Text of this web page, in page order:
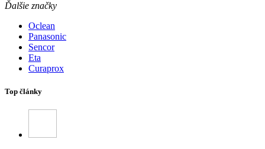
Ďalšie značky
Oclean
Panasonic
Sencor
Eta
Curaprox
Top články